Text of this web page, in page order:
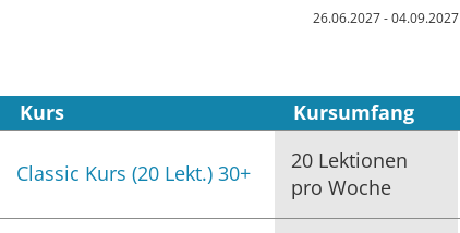
26.06.2027 - 04.09.2027
Kurs Kursumfang
Classic Kurs (20 Lekt.) 30+
20 Lektionen
pro Woche